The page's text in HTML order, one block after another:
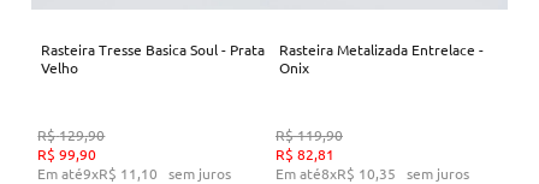
Rasteira Tresse Basica Soul - Prata
Velho
R$129,90
R$ 99,90
Em até9xR$ 11,10 sem juros
Rasteira Metalizada Entrelace -
Onix
R$119,90
R$ 82,81
Em até8xR$ 10,35 sem juros